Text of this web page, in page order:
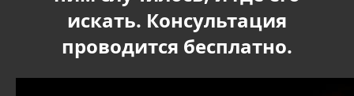
искать. Консультация
проводится бесплатно.